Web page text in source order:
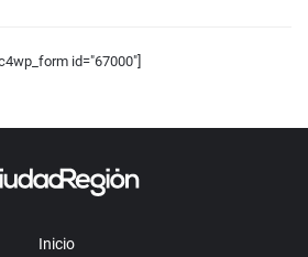
id="67000"]
Inicio